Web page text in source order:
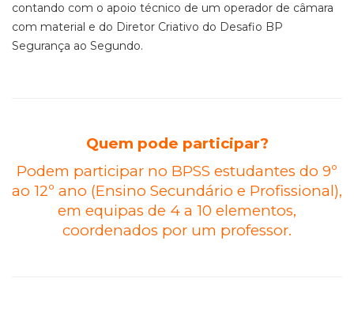
contando com o apoio técnico de um operador de câmara
com material e do Diretor Criativo do Desafio BP
Segurança ao Segundo.
Quem pode participar?
Podem participar no BPSS estudantes do 9º
ao 12º ano (Ensino Secundário e Profissional),
em equipas de 4 a 10 elementos,
coordenados por um professor.